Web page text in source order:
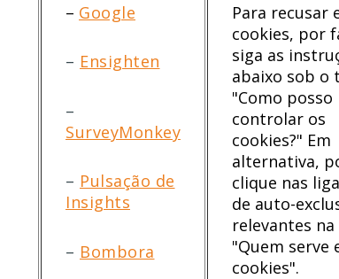
– Google
– Ensighten
–
SurveyMonkey
– Pulsação de
Insights
– Bombora
Para recusar
cookies, por
siga as
abaixo sob o
"Como posso
controlar os
cookies?" Em
alternativa,
clique nas
de auto-
relevantes na
"Quem serve
cookies".